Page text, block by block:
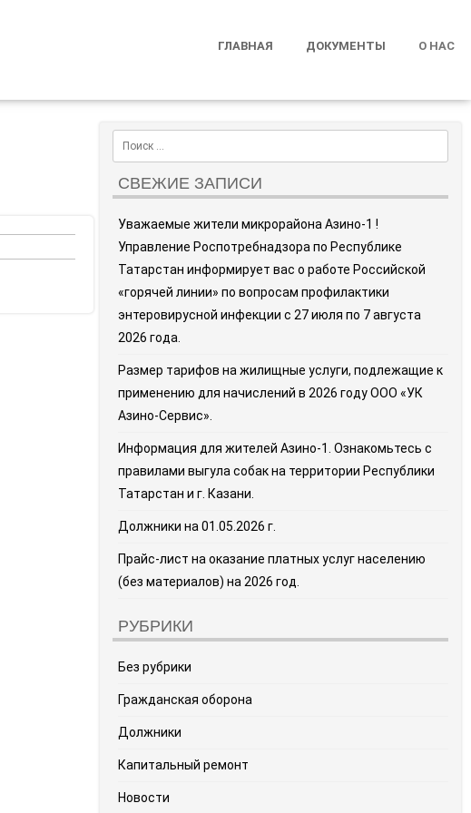
ГЛАВНАЯ ДОКУМЕНТЫ О НАС
Search
СВЕЖИЕ ЗАПИСИ
Уважаемые жители микрорайона Азино-1 !
Управление Роспотребнадзора по Республике
Татарстан информирует вас о работе Российской
«горячей линии» по вопросам профилактики
энтеровирусной инфекции с 27 июля по 7 августа
2026 года.
Размер тарифов на жилищные услуги, подлежащие к
применению для начислений в 2026 году ООО «УК
Азино-Сервис».
Информация для жителей Азино-1. Ознакомьтесь с
правилами выгула собак на территории Республики
Татарстан и г. Казани.
Должники на 01.05.2026 г.
Прайс-лист на оказание платных услуг населению
(без материалов) на 2026 год.
РУБРИКИ
Без рубрики
Гражданская оборона
Должники
Капитальный ремонт
Новости